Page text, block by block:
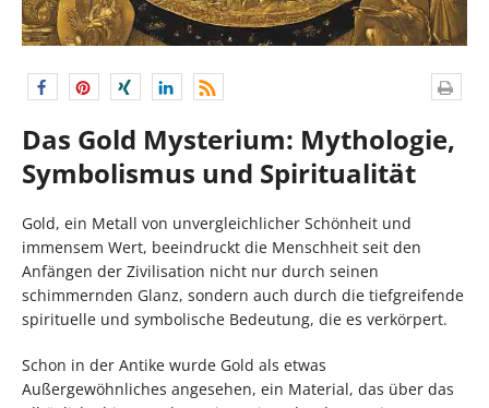
Das Gold Mysterium: Mythologie,
Symbolismus und Spiritualität
Gold, ein Metall von unvergleichlicher Schönheit und
immensem Wert, beeindruckt die Menschheit seit den
Anfängen der Zivilisation nicht nur durch seinen
schimmernden Glanz, sondern auch durch die tiefgreifende
spirituelle und symbolische Bedeutung, die es verkörpert.
Schon in der Antike wurde Gold als etwas
Außergewöhnliches angesehen, ein Material, das über das